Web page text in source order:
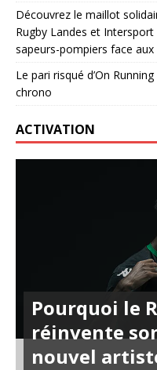
Découvrez le maillot
Rugby Landes et
sapeurs-pompiers face
Le pari risqué d’On
chrono
ACTIVATION
Pourquoi le
réinvente
nouvel